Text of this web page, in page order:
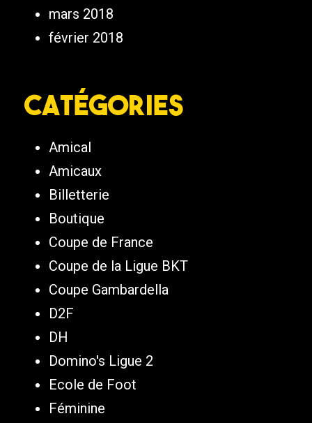
mars 2018
février 2018
Catégories
Amical
Amicaux
Billetterie
Boutique
Coupe de France
Coupe de la Ligue BKT
Coupe Gambardella
D2F
DH
Domino's Ligue 2
Ecole de Foot
Féminine